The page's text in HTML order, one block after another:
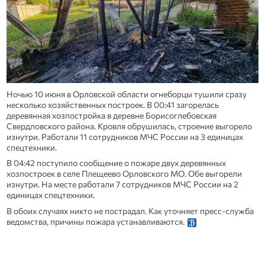
Ночью 10 июня в Орловской области огнеборцы тушили сразу
несколько хозяйственных построек. В 00:41 загорелась
деревянная хозпостройка в деревне Борисоглебовская
Свердловского района. Кровля обрушилась, строение выгорело
изнутри. Работали 11 сотрудников МЧС России на 3 единицах
спецтехники.
В 04:42 поступило сообщение о пожаре двух деревянных
хозпостроек в селе Плещеево Орловского МО. Обе выгорели
изнутри. На месте работали 7 сотрудников МЧС России на 2
единицах спецтехники.
В обоих случаях никто не пострадал. Как уточняет пресс-служба
ведомства, причины пожара устанавливаются.